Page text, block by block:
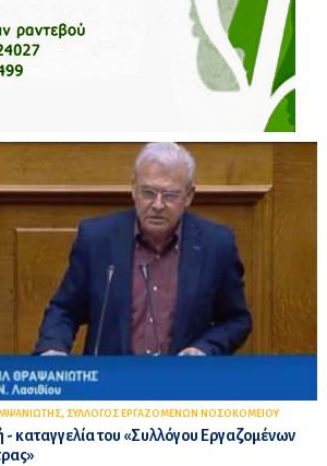
, ΣΥΛΛΟΓΟΣ ΕΡΓΑΖΟΜΕΝΩΝ ΝΟΣΟΚΟΜΕΙΟΥ
- καταγγελία του «Συλλόγου Εργαζομένων